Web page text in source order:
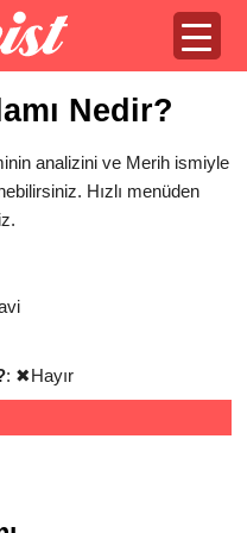
Nedir?
analizini ve Merih ismiyle
Hızlı menüden
: ✖Hayır